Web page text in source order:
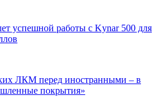
успешной работы с Kynar 500 для
ЛКМ перед иностранными – в
покрытия»